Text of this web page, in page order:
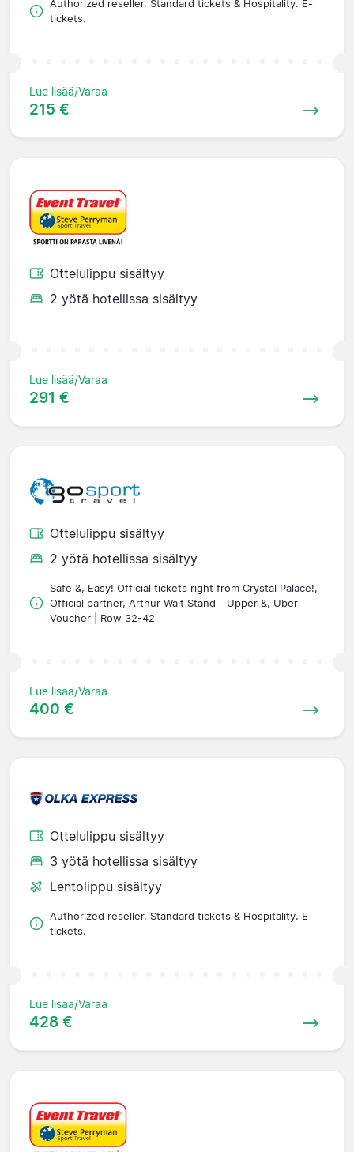
Authorized reseller. Standard tickets & Hospitality. E-
tickets.
Lue lisää/Varaa
215 €
Ottelulippu sisältyy
2 yötä hotellissa sisältyy
Lue lisää/Varaa
291 €
Ottelulippu sisältyy
2 yötä hotellissa sisältyy
Safe &, Easy! Official tickets right from Crystal Palace!,
Official partner, Arthur Wait Stand - Upper &, Uber
Voucher | Row 32-42
Lue lisää/Varaa
400 €
Ottelulippu sisältyy
3 yötä hotellissa sisältyy
Lentolippu sisältyy
Authorized reseller. Standard tickets & Hospitality. E-
tickets.
Lue lisää/Varaa
428 €